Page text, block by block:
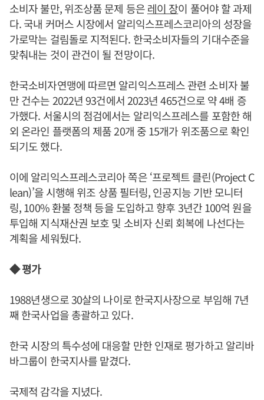
소비자 불만, 위조상품 문제 등은레이 장이 풀어야 할 과제
다. 국내 커머스 시장에서 알리익스프레스코리아의 성장을
가로막는 걸림돌로 지적된다. 한국소비자들의 기대수준을
맞춰내는 것이 관건이 될 전망이다.
한국소비자연맹에 따르면 알리익스프레스 관련 소비자 불
만 건수는 2022년 93건에서 2023년 465건으로 약 4배 증
가했다. 서울시의 점검에서는 알리익스프레스를 포함한 해
외 온라인 플랫폼의 제품 20개 중 15개가 위조품으로 확인
되기도 했다.
이에 알리익스프레스코리아 쪽은 ‘프로젝트 클린(Project C
lean)’을 시행해 위조 상품 필터링, 인공지능 기반 모니터
링, 100% 환불 정책 등을 도입하고 향후 3년간 100억 원을
투입해 지식재산권 보호 및 소비자 신뢰 회복에 나선다는
계획을 세워뒀다.
◆ 평가
1988년생으로 30살의 나이로 한국지사장으로 부임해 7년
째 한국사업을 총괄하고 있다.
한국 시장의 특수성에 대응할 만한 인재로 평가하고 알리바
바그룹이 한국지사를 맡겼다.
국제적 감각을 지녔다.